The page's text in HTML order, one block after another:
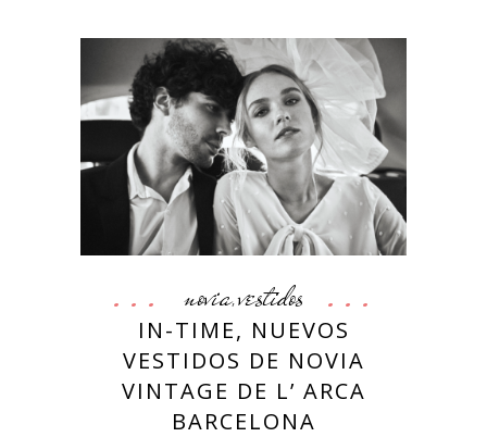
novia,vestidos
IN-TIME, NUEVOS
VESTIDOS DE NOVIA
VINTAGE DE L’ ARCA
BARCELONA